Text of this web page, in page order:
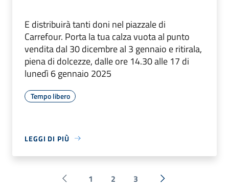
E distribuirà tanti doni nel piazzale di
Carrefour. Porta la tua calza vuota al punto
vendita dal 30 dicembre al 3 gennaio e ritirala,
piena di dolcezze, dalle ore 14.30 alle 17 di
lunedì 6 gennaio 2025
Tempo libero
LEGGI DI PIÙ
Pagina precedente
1 2 3 Successiva »